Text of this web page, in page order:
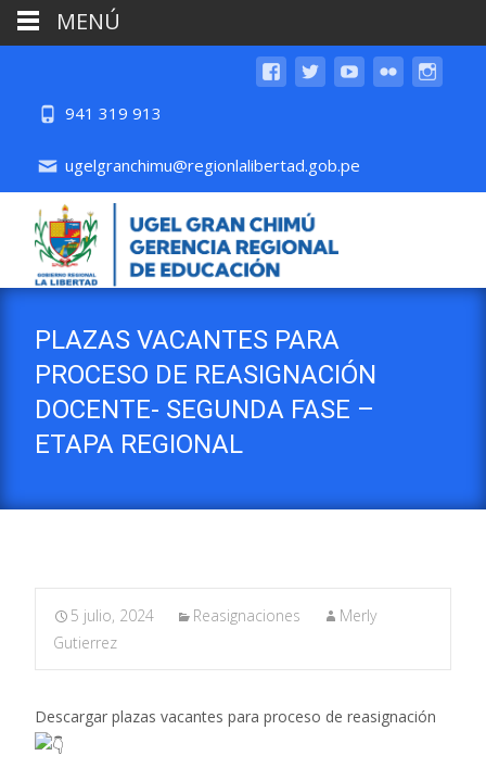
941 319 913
ugelgranchimu@regionlalibertad.gob.pe
PLAZAS VACANTES PARA
PROCESO DE REASIGNACIÓN
DOCENTE- SEGUNDA FASE –
ETAPA REGIONAL
5 julio, 2024 Reasignaciones
Merly
Gutierrez
Descargar plazas vacantes para proceso de reasignación
MENÚ